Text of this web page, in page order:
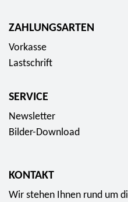
ZAHLUNGSARTEN
Vorkasse
Lastschrift
SERVICE
Newsletter
Bilder-Download
KONTAKT
Wir stehen Ihnen rund um